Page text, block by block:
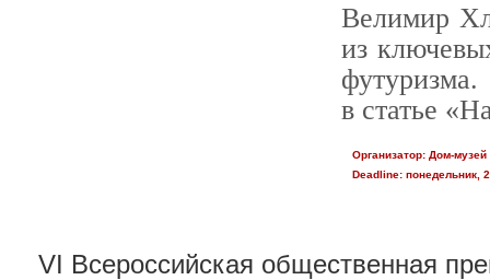
Велимир
из
футуризма.
в статье
Организатор:Дом-музей
Deadline:понедельник,
VI Всероссийская общественная